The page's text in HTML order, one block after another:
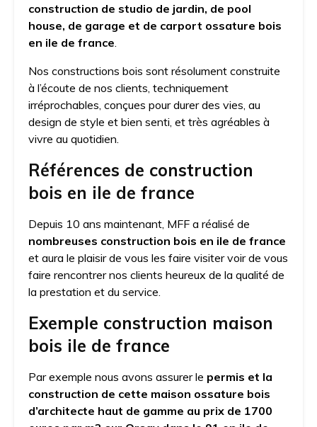
construction de studio de jardin, de pool
house, de garage et de carport ossature bois
en ile de france
Nos constructions bois sont résolument construite
à l’écoute de nos clients, techniquement
irréprochables, conçues pour durer des vies, au
design de style et bien senti, et très agréables à
vivre au quotidien.
Références de construction
bois en ile de france
Depuis 10 ans maintenant, MFF a réalisé de
nombreuses construction bois en ile de france
et aura le plaisir de vous les faire visiter voir de vous
faire rencontrer nos clients heureux de la qualité de
la prestation et du service.
Exemple construction maison
bois ile de france
Par exemple nous avons assurer le permis et la
construction de cette maison ossature bois
d’architecte haut de gamme au prix de 1700